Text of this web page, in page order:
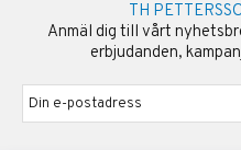
TH
Anmäl dig till vårt
erbjudanden,